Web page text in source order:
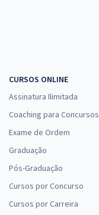
CURSOS ONLINE
Assinatura Ilimitada
Coaching para Concursos
Exame de Ordem
Graduação
Pós-Graduação
Cursos por Concurso
Cursos por Carreira